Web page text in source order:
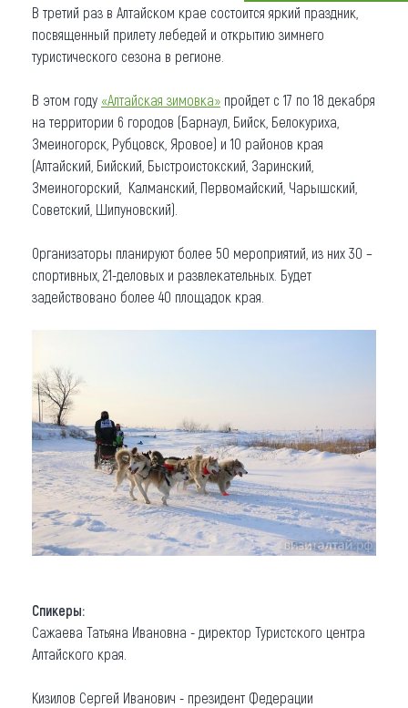
Что привезти (сувениры)
О регионе
Коллекция впечатлений
Другие рубрики
В третий раз в Алтайском крае состоится яркий праздник,
посвященный прилету лебедей и открытию зимнего
туристического сезона в регионе.
В этом году «Алтайская зимовка» пройдет с 17 по 18 декабря
на территории 6 городов (Барнаул, Бийск, Белокуриха,
Змеиногорск, Рубцовск, Яровое) и 10 районов края
(Алтайский, Бийский, Быстроистокский, Заринский,
Змеиногорский, Калманский, Первомайский, Чарышский,
Советский, Шипуновский).
Организаторы планируют более 50 мероприятий, из них 30 –
спортивных, 21-деловых и развлекательных. Будет
задействовано более 40 площадок края.
Спикеры:
Сажаева Татьяна Ивановна - директор Туристского центра
Алтайского края.
Кизилов Сергей Иванович - президент Федерации